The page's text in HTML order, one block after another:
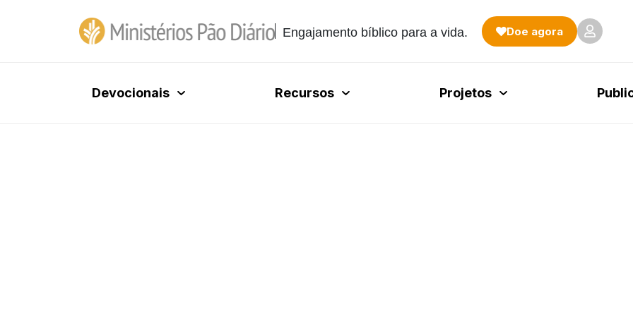
Engajamento bíblico para a vida. Doe agora
Devocionais Recursos Projetos